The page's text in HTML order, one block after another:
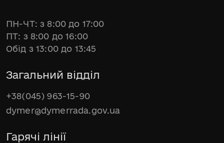
ПН-ЧТ: з 8:00 до 17:00
ПТ: з 8:00 до 16:00
Обід з 13:00 до 13:45
Загальний відділ
+38(045) 963-15-90
dymer@dymerrada.gov.ua
Гарячі лінії